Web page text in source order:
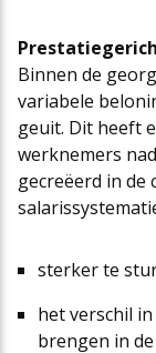
Binnen de
variabele
geuit. Dit heeft
werknemers
gecreëerd in de
sterker te
het verschil
brengen in